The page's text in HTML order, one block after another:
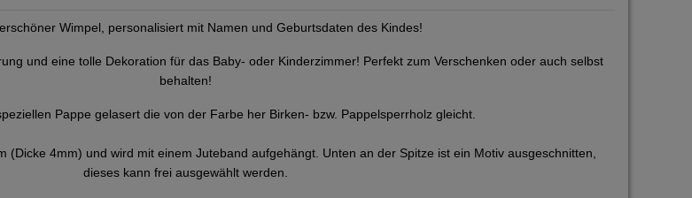
Wimpel, personalisiert mit Namen und Geburtsdaten des Kindes!
und eine tolle Dekoration für das Baby- oder Kinderzimmer! Perfekt zum Verschenken oder auch selbst
behalten!
Pappe gelasert die von der Farbe her Birken- bzw. Pappelsperrholz gleicht.
(Dicke 4mm) und wird mit einem Juteband aufgehängt. Unten an der Spitze ist ein Motiv ausgeschnitten,
dieses kann frei ausgewählt werden.